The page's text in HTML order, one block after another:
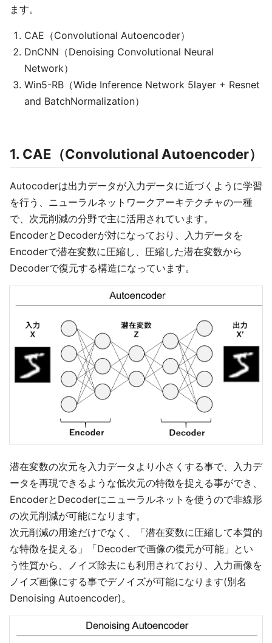
ます。
CAE（Convolutional Autoencoder）
DnCNN（Denoising Convolutional Neural
Network）
Win5-RB（Wide Inference Network 5layer + Resnet
and BatchNormalization）
1. CAE（Convolutional Autoencoder）
Autocoderは出力データが入力データに近づくように学習
を行う、ニューラルネットワークアーキテクチャの一種
で、次元削減の分野で主に活用されています。
EncoderとDecoderが対になっており、入力データを
Encoderで潜在変数に圧縮し、圧縮した潜在変数から
Decoderで復元する構造になっています。
潜在変数の次元を入力データより小さくする事で、入力デ
ータを再現できるような低次元の特徴を捉える事ができ、
EncoderとDecoderにニューラルネットを使うので非線形
の次元削減が可能になります。
次元削減の用途だけでなく、「潜在変数に圧縮して本質的
な特徴を捉える」「Decoderで画像の復元が可能」とい
う性質から、ノイズ除去にも利用されており、入力画像を
ノイズ画像にする事でデノイズが可能になります(別名
Denoising Autoencoder)。